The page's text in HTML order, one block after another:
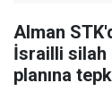
Alman
İsrailli silah
planına